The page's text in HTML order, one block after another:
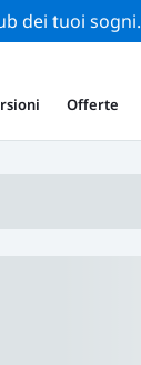
dei tuoi sogni.
Offerte